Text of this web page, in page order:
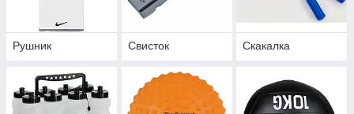
Рушник Свисток Скакалка